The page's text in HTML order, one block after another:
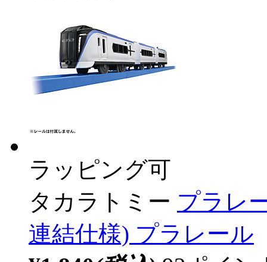
ラッピング可
タカラトミー プラレ
連結仕様) プラレール